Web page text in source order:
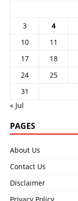
3
4
10
11
17
18
24
25
31
« Jul
PAGES
About Us
Contact Us
Disclaimer